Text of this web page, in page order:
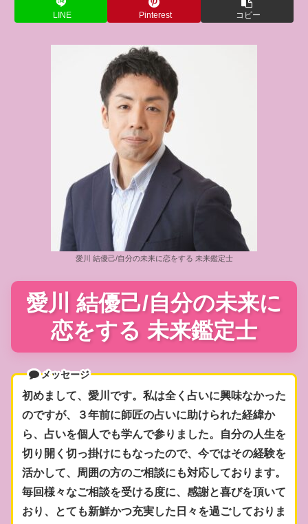
LINE Pinterest コピー
愛川 結優己/自分の未来に恋をする 未来鑑定士
愛川 結優己/自分の未来に
恋をする 未来鑑定士
メッセージ
初めまして、愛川です。私は全く占いに興味なかった
のですが、３年前に師匠の占いに助けられた経緯か
ら、占いを個人でも学んで参りました。自分の人生を
切り開く切っ掛けにもなったので、今ではその経験を
活かして、周囲の方のご相談にも対応しております。
毎回様々なご相談を受ける度に、感謝と喜びを頂いて
おり、とても新鮮かつ充実した日々を過ごしておりま